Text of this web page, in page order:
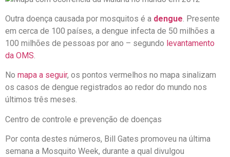
Outra doença causada por mosquitos é a dengue. Presente
em cerca de 100 países, a dengue infecta de 50 milhões a
100 milhões de pessoas por ano – segundo levantamento
da OMS.
No mapa a seguir, os pontos vermelhos no mapa sinalizam
os casos de dengue registrados ao redor do mundo nos
últimos três meses.
Centro de controle e prevenção de doenças
Por conta destes números, Bill Gates promoveu na última
semana a Mosquito Week, durante a qual divulgou